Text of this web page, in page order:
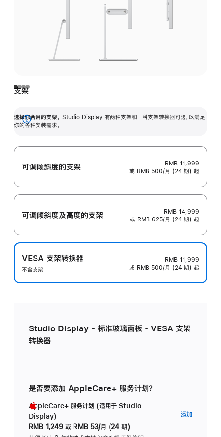
支架
选择你合用的支架。 Studio Display 有两种支架和一种支架转换器可选，以满足
你的各种安装需求。
展
可调倾斜度的支架
RMB 11,999
或 RMB 500/月 (24 期) 起
可调倾斜度及高‍度的支‍架
RMB 14,999
或 RMB 625/月 (24 期) 起
VESA 支架转换器
不含支架
RMB 11,999
或 RMB 500/月 (24 期) 起
Studio Display - 标准玻璃面板 - VESA 支架
转换器
是否要添加 AppleCare+ 服务计划？
AppleCare+ 服务计划 (适用于 Studio
Display)
RMB 1,249 或 RMB 53/月 (24 期)
添加